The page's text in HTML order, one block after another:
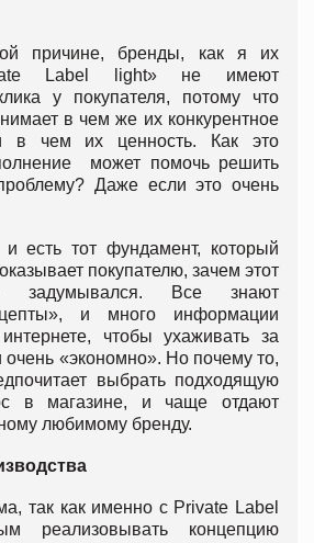
причине, бренды, как я их
Label light» не имеют
у покупателя, потому что
в чем же их конкурентное
в чем их ценность. Как это
может помочь решить
Даже если это очень
есть тот фундамент, который
покупателю, зачем этот
задумывался. Все знают
и много информации
чтобы ухаживать за
«экономно». Но почему то,
выбрать подходящую
в магазине, и чаще отдают
любимому бренду.
так как именно с Private Label
реализовывать концепцию